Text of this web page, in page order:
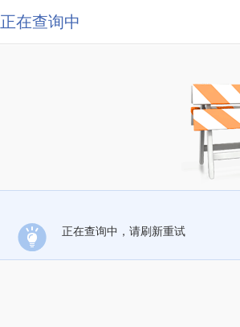
正在查询中
正在查询中，请刷新重试